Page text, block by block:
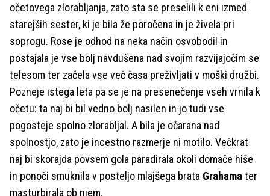
očetovega zlorabljanja, zato sta se preselili k eni izmed
starejših sester, ki je bila že poročena in je živela pri
soprogu. Rose je odhod na neka način osvobodil in
postajala je vse bolj navdušena nad svojim razvijajočim se
telesom ter začela vse več časa preživljati v moški družbi.
Pozneje istega leta pa se je na presenečenje vseh vrnila k
očetu: ta naj bi bil vedno bolj nasilen in jo tudi vse
pogosteje spolno zlorabljal. A bila je očarana nad
spolnostjo, zato je incestno razmerje ni motilo. Večkrat
naj bi skorajda povsem gola paradirala okoli domače hiše
in ponoči smuknila v posteljo mlajšega brata Grahama ter
masturbirala ob njem.